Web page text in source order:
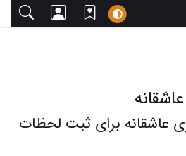
عاشقانه برای ثبت لحظات